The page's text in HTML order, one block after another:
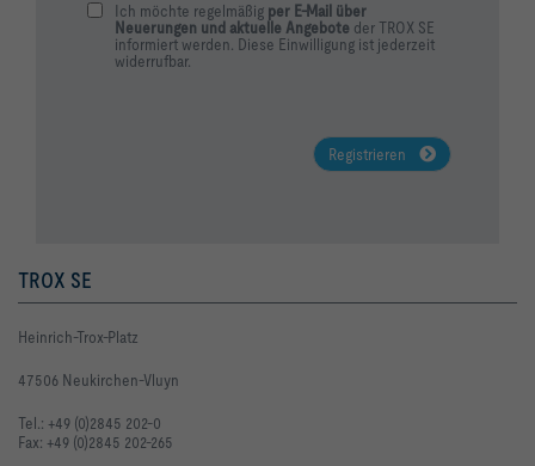
Ich möchte regelmäßig per E-Mail über
Neuerungen und aktuelle Angebote der TROX SE
informiert werden. Diese Einwilligung ist jederzeit
widerrufbar.
Registrieren
TROX SE
Heinrich-Trox-Platz
47506 Neukirchen-Vluyn
Tel.: +49 (0)2845 202-0
Fax: +49 (0)2845 202-265